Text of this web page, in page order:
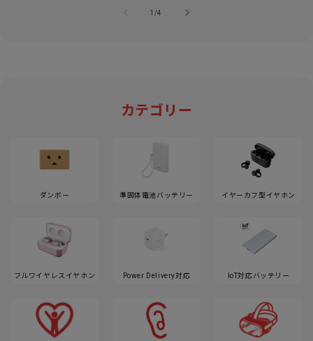
1 /
の4
カテゴリー
ダンボー 準固体電池バッテリー イヤーカフ型イヤホン
フルワイヤレスイヤホン Power Delivery対応 IoT対応バッテリー